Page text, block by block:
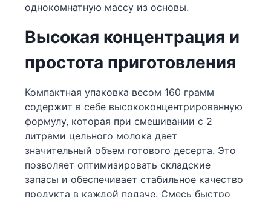
однокомнатную массу из основы.
Высокая концентрация и
простота приготовления
Компактная упаковка весом 160 грамм
содержит в себе высококонцентрированную
формулу, которая при смешивании с 2
литрами цельного молока дает
значительный объем готового десерта. Это
позволяет оптимизировать складские
запасы и обеспечивает стабильное качество
продукта в каждой подаче. Смесь быстро